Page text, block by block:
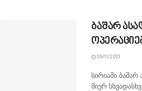
ბაშარ
09/11/2013
სირიაში
მიერ